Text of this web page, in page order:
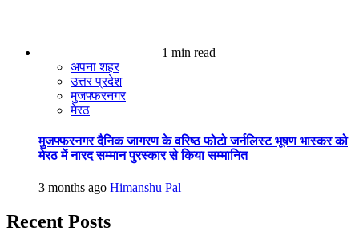
1 min read
अपना शहर
उत्तर प्रदेश
मुजफ्फरनगर
मेरठ
मुजफ्फरनगर दैनिक जागरण के वरिष्ठ फोटो जर्नलिस्ट भूषण भास्कर को
मेरठ में नारद सम्मान पुरस्कार से किया सम्मानित
3 months ago Himanshu Pal
Recent Posts